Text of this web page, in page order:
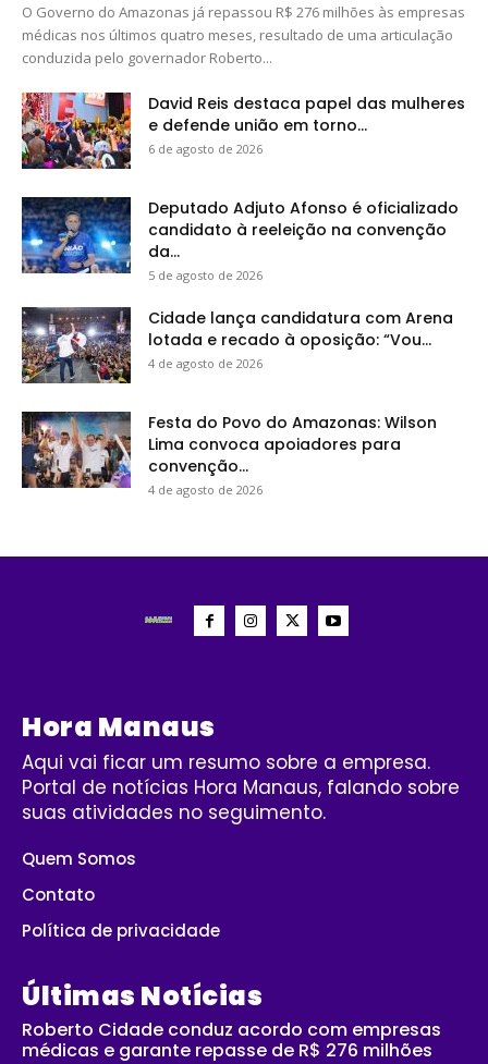
O Governo do Amazonas já repassou R$ 276 milhões às empresas
médicas nos últimos quatro meses, resultado de uma articulação
conduzida pelo governador Roberto...
David Reis destaca papel das mulheres
e defende união em torno...
6 de agosto de 2026
Deputado Adjuto Afonso é oficializado
candidato à reeleição na convenção
da...
5 de agosto de 2026
Cidade lança candidatura com Arena
lotada e recado à oposição: “Vou...
4 de agosto de 2026
Festa do Povo do Amazonas: Wilson
Lima convoca apoiadores para
convenção...
4 de agosto de 2026
Hora Manaus
Aqui vai ficar um resumo sobre a empresa.
Portal de notícias Hora Manaus, falando sobre
suas atividades no seguimento.
Quem Somos
Contato
Política de privacidade
Últimas Notícias
Roberto Cidade conduz acordo com empresas
médicas e garante repasse de R$ 276 milhões